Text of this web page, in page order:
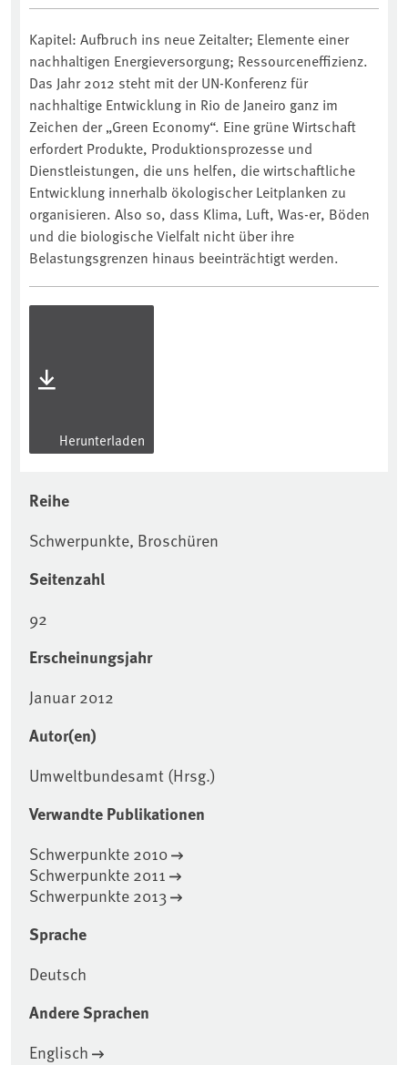
Kapitel: Aufbruch ins neue Zeitalter; Elemente einer
nachhaltigen Energieversorgung; Ressourceneffizienz.
Das Jahr 2012 steht mit der UN-Konferenz für
nachhaltige Entwicklung in Rio de Janeiro ganz im
Zeichen der „Green Economy“. Eine grüne Wirtschaft
erfordert Produkte, Produktionsprozesse und
Dienstleistungen, die uns helfen, die wirtschaftliche
Entwicklung innerhalb ökologischer Leitplanken zu
organisieren. Also so, dass Klima, Luft, Was-er, Böden
und die biologische Vielfalt nicht über ihre
Belastungsgrenzen hinaus beeinträchtigt werden.
Herunterladen
Reihe
Schwerpunkte, Broschüren
Seitenzahl
92
Erscheinungsjahr
Januar 2012
Autor(en)
Umweltbundesamt (Hrsg.)
Verwandte Publikationen
Schwerpunkte 2010
Schwerpunkte 2011
Schwerpunkte 2013
Sprache
Deutsch
Andere Sprachen
Englisch